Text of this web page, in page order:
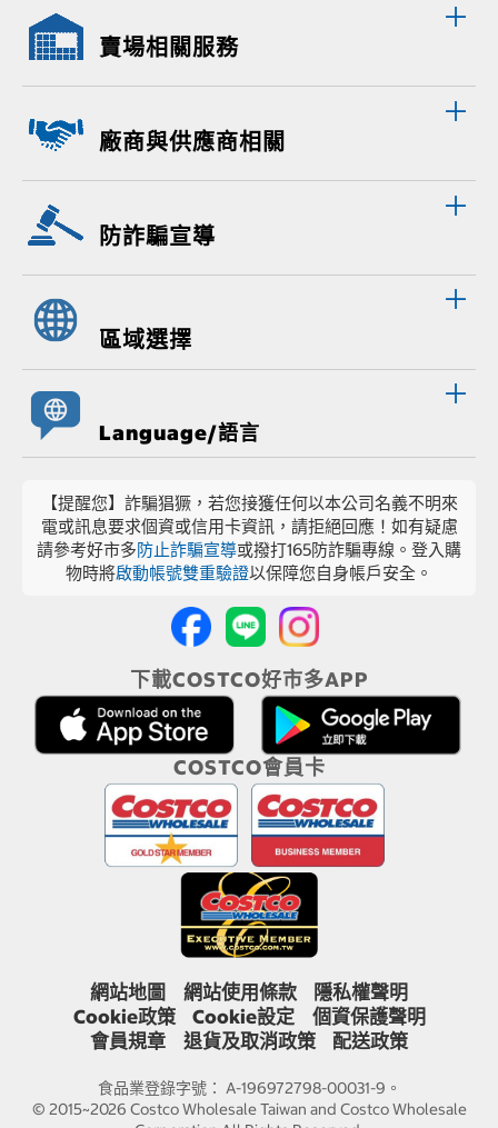
賣場相關服務
廠商與供應商相關
防詐騙宣導
區域選擇
Language/語言
【提醒您】詐騙猖獗，若您接獲任何以本公司名義不明來
電或訊息要求個資或信用卡資訊，請拒絕回應！如有疑慮
請參考好市多防止詐騙宣導或撥打165防詐騙專線。登入購
物時將啟動帳號雙重驗證以保障您自身帳戶安全。
下載COSTCO好市多APP
COSTCO會員卡
網站地圖 網站使用條款
隱私權聲明
Cookie政策
Cookie設定
個資保護聲明
會員規章
退貨及取消政策 配送政策
食品業登錄字號： A-196972798-00031-9。
© 2015~2026 Costco Wholesale Taiwan and Costco Wholesale